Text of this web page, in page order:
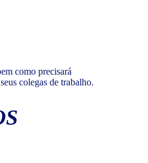
como precisará
colegas de trabalho.